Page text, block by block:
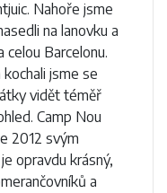
Nahoře jsme
na lanovku a
celou Barcelonu.
jsme se
vidět téměř
Camp Nou
2012 svým
opravdu krásný,
a